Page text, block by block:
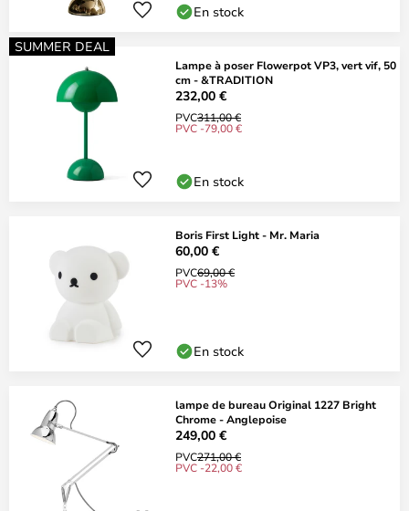
En stock
SUMMER DEAL
Lampe à poser Flowerpot VP3, vert vif, 50
cm - &TRADITION
232,00 €
PVC311,00 €
PVC -79,00 €
En stock
Boris First Light - Mr. Maria
60,00 €
PVC69,00 €
PVC -13%
En stock
lampe de bureau Original 1227 Bright
Chrome - Anglepoise
249,00 €
PVC271,00 €
PVC -22,00 €